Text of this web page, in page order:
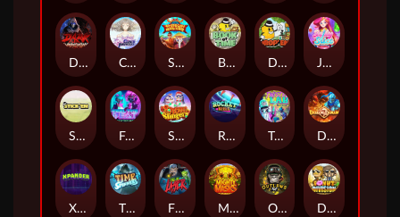
Dark Summoning Cloud Princess Shaolin Master Book of Time Drop'em Jelly Slice
Stick'em Feel The Beat Snow Slingers Rocket Reels Twisted Lab Dragon’s Domain
Xpander Time Spinners Fire My Laser Mighty Masks Outlasw Inc Donut Division